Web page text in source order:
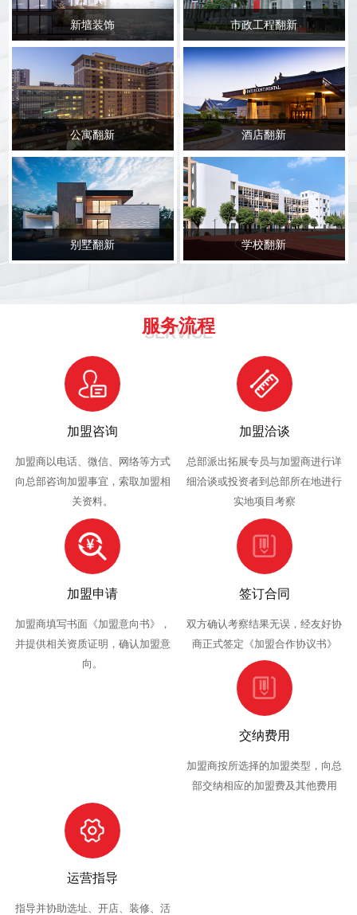
新墙装饰 市政工程翻新
公寓翻新 酒店翻新
别墅翻新 学校翻新
SERVICE
服务流程
加盟咨询
加盟商以电话、微信、网络等方式
向总部咨询加盟事宜，索取加盟相
关资料。
加盟洽谈
总部派出拓展专员与加盟商进行详
细洽谈或投资者到总部所在地进行
实地项目考察
加盟申请
加盟商填写书面《加盟意向书》，
并提供相关资质证明，确认加盟意
向。
签订合同
双方确认考察结果无误，经友好协
商正式签定《加盟合作协议书》
交纳费用
加盟商按所选择的加盟类型，向总
部交纳相应的加盟费及其他费用
运营指导
指导并协助选址、开店、装修、活